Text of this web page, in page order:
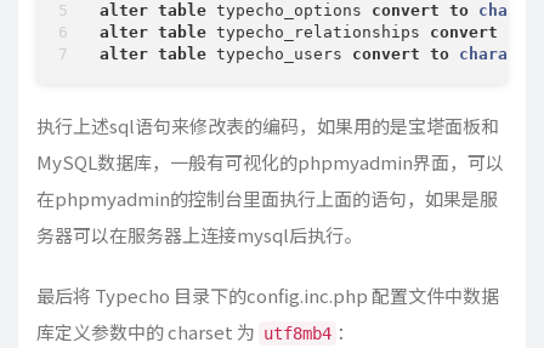
alter table typecho_options convert to
alter table typecho_relationships convert
alter table typecho_users convert to
执行上述sql语句来修改表的编码，如果用的是宝塔面板和
MySQL数据库，一般有可视化的phpmyadmin界面，可以
在phpmyadmin的控制台里面执行上面的语句，如果是服
务器可以在服务器上连接mysql后执行。
最后将 Typecho 目录下的config.inc.php 配置文件中数据
库定义参数中的 charset 为 utf8mb4 ：